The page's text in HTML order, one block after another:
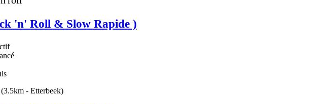
'n' Roll & Slow Rapide )
(3.5km - Etterbeek)